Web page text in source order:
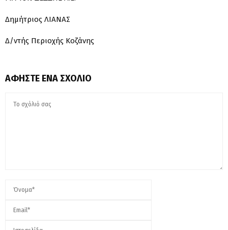
Δημήτριος ΛΙΑΝΑΣ
Δ/ντής Περιοχής Κοζάνης
ΑΦΉΣΤΕ ΈΝΑ ΣΧΌΛΙΟ